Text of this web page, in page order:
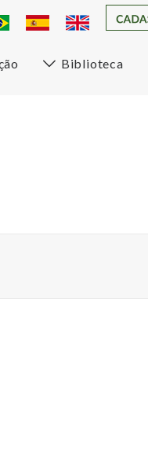
Biblioteca